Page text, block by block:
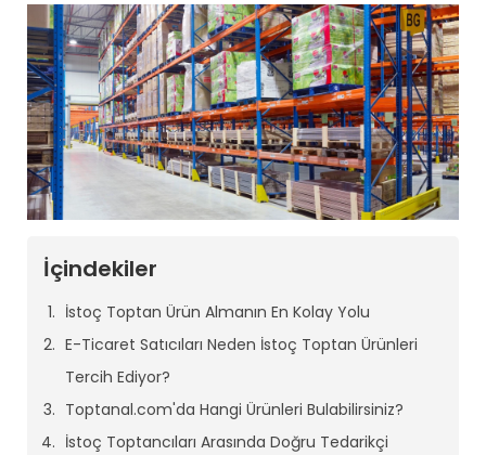
İçindekiler
İstoç Toptan Ürün Almanın En Kolay Yolu
E-Ticaret Satıcıları Neden İstoç Toptan Ürünleri
Tercih Ediyor?
Toptanal.com'da Hangi Ürünleri Bulabilirsiniz?
İstoç Toptancıları Arasında Doğru Tedarikçi